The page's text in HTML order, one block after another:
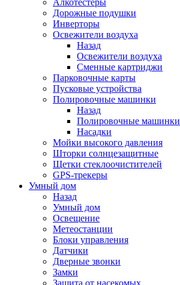
Алкотестеры
Дорожные подушки
Инверторы
Освежители воздуха
Назад
Освежители воздуха
Сменные картриджи
Парковочные карты
Пусковые устройства
Полировочные машинки
Назад
Полировочные машинки
Насадки
Мойки высокого давления
Шторки солнцезащитные
Щетки стеклоочистителей
GPS-трекеры
Умный дом
Назад
Умный дом
Освещение
Метеостанции
Блоки управления
Датчики
Дверные звонки
Замки
Защита от насекомых